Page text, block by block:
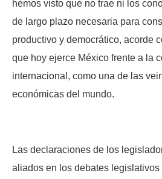
hemos visto que no trae ni los
de largo plazo necesaria para
productivo y democrático, acorde
que hoy ejerce México frente a la
internacional, como una de las
económicas del mundo.
Las declaraciones de los
aliados en los debates